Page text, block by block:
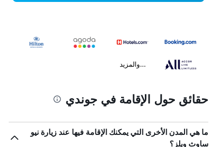
...والمزيد
حقائق حول الإقامة في جوندي
ما هي المدن الأخرى التي يمكنك الإقامة فيها عند زيارة نيو
ساوث ويلز؟